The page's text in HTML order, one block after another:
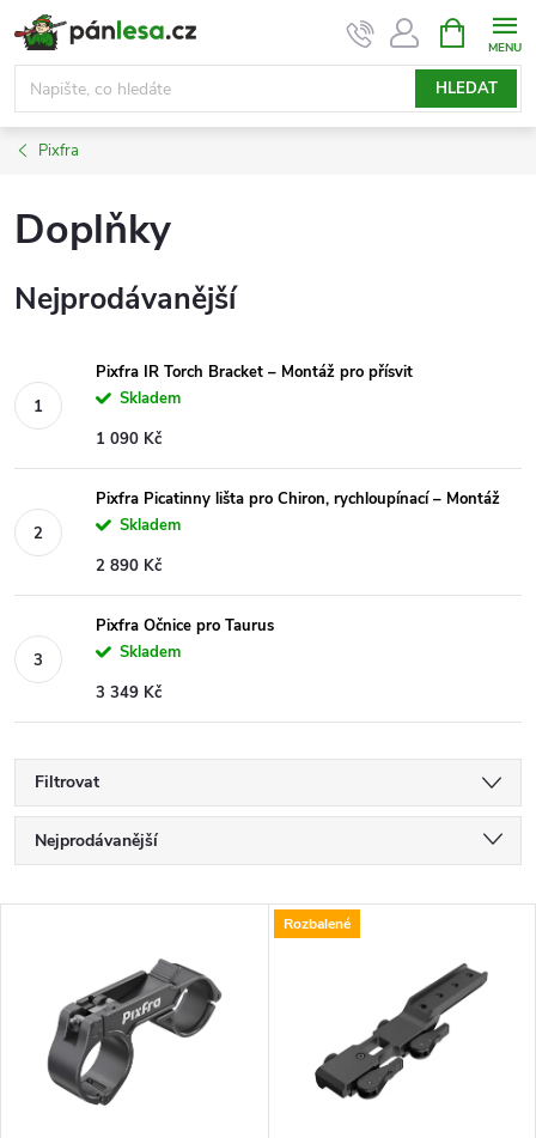
Přejít
na
obsah
HLEDAT
NÁKUPNÍ
KOŠÍK
Pixfra
Doplňky
Nejprodávanější
Pixfra IR Torch Bracket – Montáž pro přísvit
Skladem
1 090 Kč
Pixfra Picatinny lišta pro Chiron, rychloupínací – Montáž
Skladem
2 890 Kč
Pixfra Očnice pro Taurus
Skladem
3 349 Kč
Filtrovat
Ř
a
Nejprodávanější
Abecedně
Rozbalené